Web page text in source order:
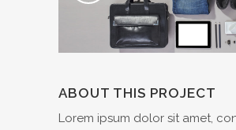
ABOUT THIS PROJECT
Lorem ipsum dolor sit amet,